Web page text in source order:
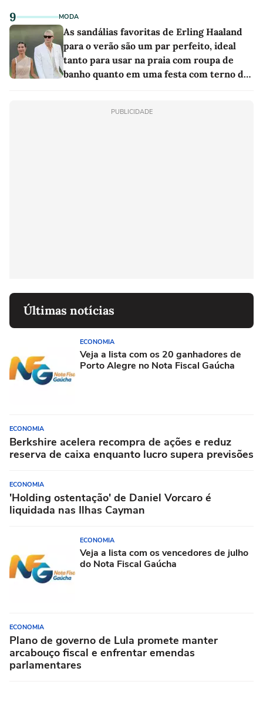
9 MODA
As sandálias favoritas de Erling Haaland
para o verão são um par perfeito, ideal
tanto para usar na praia com roupa de
banho quanto em uma festa com terno de
PUBLICIDADE
Últimas notícias
ECONOMIA
Veja a lista com os 20 ganhadores de
Porto Alegre no Nota Fiscal Gaúcha
ECONOMIA
Berkshire acelera recompra de ações e reduz
reserva de caixa enquanto lucro supera previsões
ECONOMIA
'Holding ostentação' de Daniel Vorcaro é
liquidada nas Ilhas Cayman
ECONOMIA
Veja a lista com os vencedores de julho
do Nota Fiscal Gaúcha
ECONOMIA
Plano de governo de Lula promete manter
arcabouço fiscal e enfrentar emendas
parlamentares